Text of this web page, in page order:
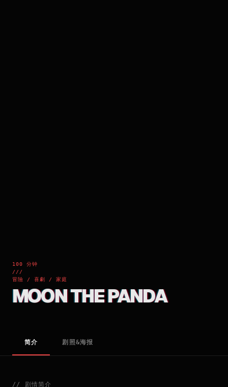
100 分钟
///
冒險 / 喜劇 / 家庭
MOON THE PANDA
简介 剧照&海报
// 剧情简介